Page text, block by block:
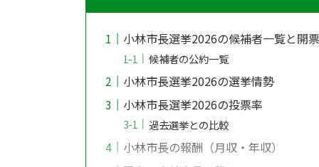
小林市長選挙2026の候補者一覧と開
候補者の公約一覧
小林市長選挙2026の選挙情勢
小林市長選挙2026の投票率
過去選挙との比較
小林市長の報酬（月収・年収）